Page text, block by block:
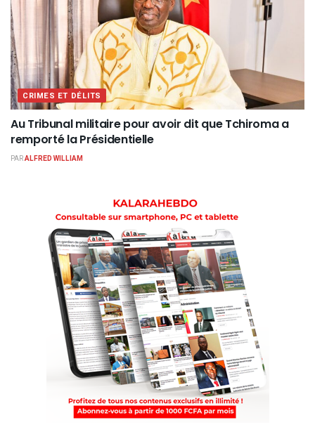
CRIMES ET DÉLITS
Au Tribunal militaire pour avoir dit que Tchiroma a
remporté la Présidentielle
PARALFRED WILLIAM